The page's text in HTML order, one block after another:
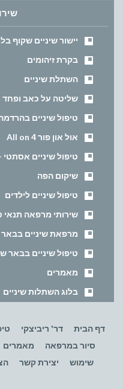
יישור שיניים שקוף
בקרת זיהומים
השתלת שיניים
שליטה על כאב ופחד
טיפול שיניים
אול און פור All on 4
טיפול שיניים אסתטי
שיקום הפה
טיפול שיניים לילדים
שירותי מרפאה תנאי
מרפאת שיניים בבאר
טיפול שיניים בבאר
מאמרים
בלוג השתלות שיניים
דף הבית דר' ריביצקי
סיור במרפאה
מאמרים
שימוש
יצירת קשר